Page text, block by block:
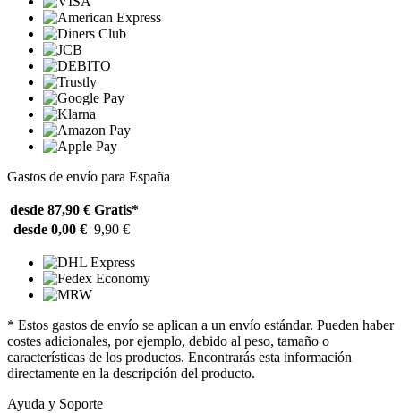
Gastos de envío para España
desde 87,90 € Gratis*
desde 0,00 € 9,90 €
* Estos gastos de envío se aplican a un envío estándar. Pueden haber
costes adicionales, por ejemplo, debido al peso, tamaño o
características de los productos. Encontrarás esta información
directamente en la descripción del producto.
Ayuda y Soporte